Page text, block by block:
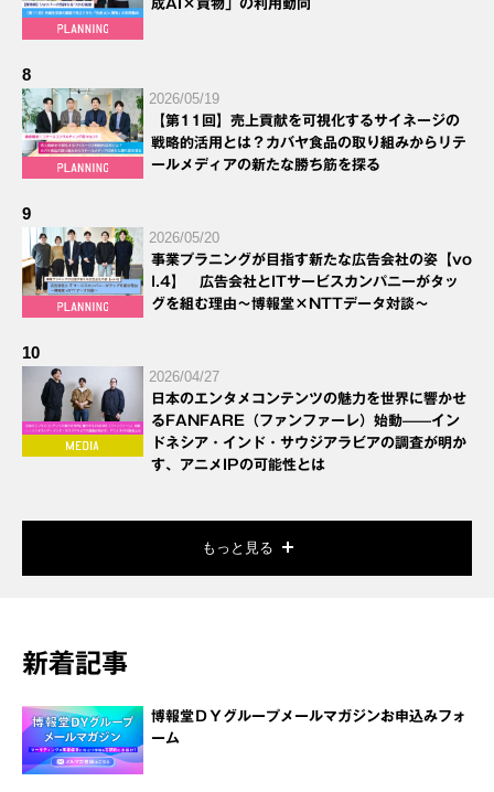
成AI×買物」の利用動向
8
2026/05/19
【第11回】売上貢献を可視化するサイネージの
戦略的活用とは？カバヤ食品の取り組みからリテ
ールメディアの新たな勝ち筋を探る
9
2026/05/20
事業プラニングが目指す新たな広告会社の姿【vo
l.4】 広告会社とITサービスカンパニーがタッ
グを組む理由～博報堂×NTTデータ対談～
10
2026/04/27
日本のエンタメコンテンツの魅力を世界に響かせ
るFANFARE（ファンファーレ）始動——イン
ドネシア・インド・サウジアラビアの調査が明か
す、アニメIPの可能性とは
もっと見る
新着記事
博報堂ＤＹグループメールマガジンお申込みフォ
ーム